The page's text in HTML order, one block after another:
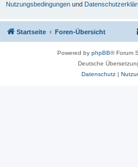
Nutzungsbedingungen und
Startseite Foren-Übersicht
Powered by phpBB® Forum
Deutsche
Datenschutz|